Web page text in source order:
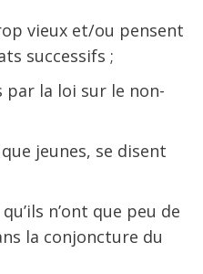
vieux et/ou pensent
successifs ;
par la loi sur le non-
jeunes, se disent
n’ont que peu de
la conjoncture du